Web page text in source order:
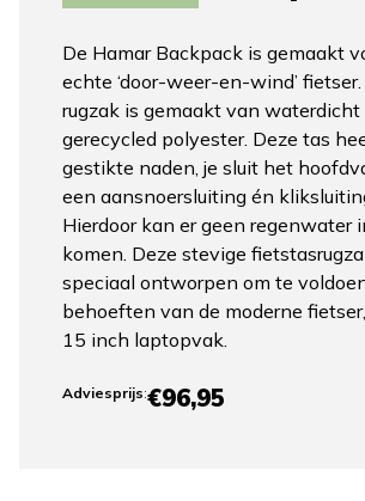
De Hamar Backpack is gemaakt
echte ‘door-weer-en-wind’ fietser.
rugzak is gemaakt van waterdicht
gerecycled polyester. Deze tas
gestikte naden, je sluit het
een aansnoersluiting én
Hierdoor kan er geen regenwater
komen. Deze stevige
speciaal ontworpen om te
behoeften van de moderne
15 inch laptopvak.
Adviesprijs:€96,95